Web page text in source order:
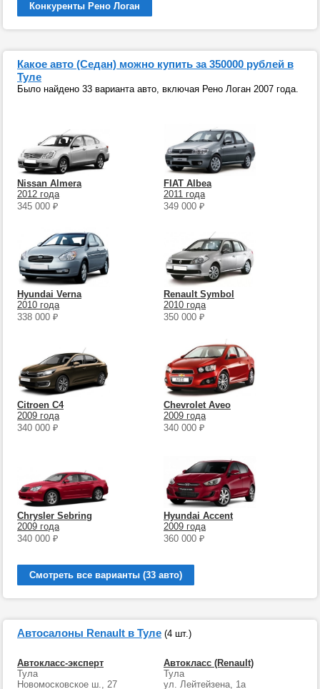
Конкуренты Рено Логан
Какое авто (Седан) можно купить за 350000 рублей в
Туле
Было найдено 33 варианта авто, включая Рено Логан 2007 года.
Nissan Almera
2012 года
345 000 ₽
FIAT Albea
2011 года
349 000 ₽
Hyundai Verna
2010 года
338 000 ₽
Renault Symbol
2010 года
350 000 ₽
Citroen C4
2009 года
340 000 ₽
Chevrolet Aveo
2009 года
340 000 ₽
Chrysler Sebring
2009 года
340 000 ₽
Hyundai Accent
2009 года
360 000 ₽
Смотреть все варианты (33 авто)
Автосалоны Renault в Туле (4 шт.)
Автокласс-эксперт
Тула
Новомосковское ш., 27
Автокласс (Renault)
Тула
ул. Лейтейзена, 1a